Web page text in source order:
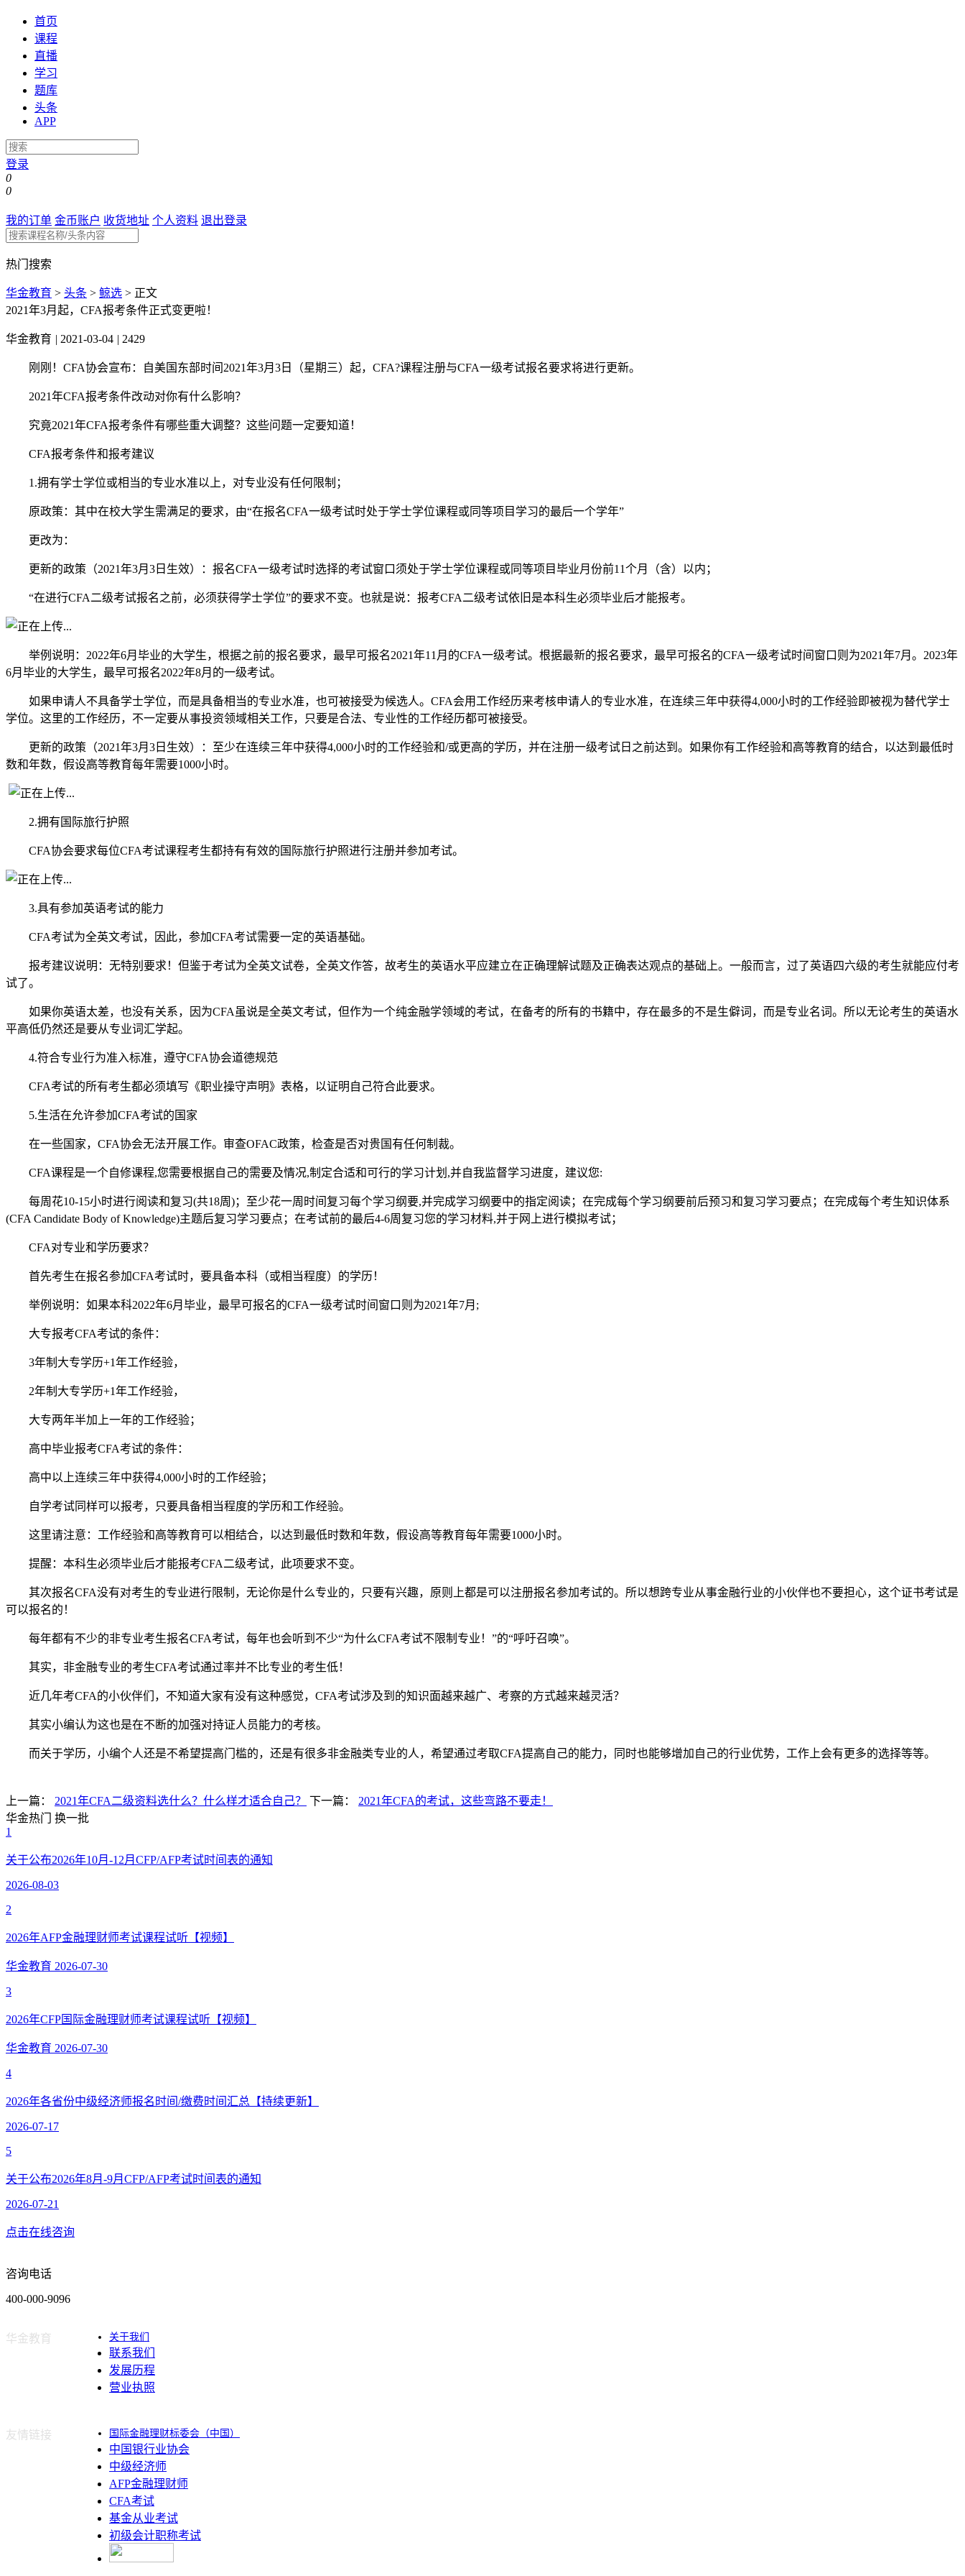
首页
课程
直播
学习
题库
头条
APP
登录
0
0
我的订单 金币账户 收货地址 个人资料 退出登录
热门搜索
华金教育 > 头条 > 鲸选 > 正文
2021年3月起，CFA报考条件正式变更啦！
华金教育 | 2021-03-04 | 2429
刚刚！CFA协会宣布：自美国东部时间2021年3月3日（星期三）起，CFA?课程注册与CFA一级考试报名要求将进行更新。
2021年CFA报考条件改动对你有什么影响？
究竟2021年CFA报考条件有哪些重大调整？这些问题一定要知道！
CFA报考条件和报考建议
1.拥有学士学位或相当的专业水准以上，对专业没有任何限制；
原政策：其中在校大学生需满足的要求，由“在报名CFA一级考试时处于学士学位课程或同等项目学习的最后一个学年”
更改为：
更新的政策（2021年3月3日生效）：报名CFA一级考试时选择的考试窗口须处于学士学位课程或同等项目毕业月份前11个月（含）以内；
“在进行CFA二级考试报名之前，必须获得学士学位”的要求不变。也就是说：报考CFA二级考试依旧是本科生必须毕业后才能报考。
举例说明：2022年6月毕业的大学生，根据之前的报名要求，最早可报名2021年11月的CFA一级考试。根据最新的报名要求，最早可报名的CFA一级考试时间窗口则为2021年7月。2023年
6月毕业的大学生，最早可报名2022年8月的一级考试。
如果申请人不具备学士学位，而是具备相当的专业水准，也可被接受为候选人。CFA会用工作经历来考核申请人的专业水准，在连续三年中获得4,000小时的工作经验即被视为替代学士
学位。这里的工作经历，不一定要从事投资领域相关工作，只要是合法、专业性的工作经历都可被接受。
更新的政策（2021年3月3日生效）：至少在连续三年中获得4,000小时的工作经验和/或更高的学历，并在注册一级考试日之前达到。如果你有工作经验和高等教育的结合，以达到最低时
数和年数，假设高等教育每年需要1000小时。
2.拥有国际旅行护照
CFA协会要求每位CFA考试课程考生都持有有效的国际旅行护照进行注册并参加考试。
3.具有参加英语考试的能力
CFA考试为全英文考试，因此，参加CFA考试需要一定的英语基础。
报考建议说明：无特别要求！但鉴于考试为全英文试卷，全英文作答，故考生的英语水平应建立在正确理解试题及正确表达观点的基础上。一般而言，过了英语四六级的考生就能应付考
试了。
如果你英语太差，也没有关系，因为CFA虽说是全英文考试，但作为一个纯金融学领域的考试，在备考的所有的书籍中，存在最多的不是生僻词，而是专业名词。所以无论考生的英语水
平高低仍然还是要从专业词汇学起。
4.符合专业行为准入标准，遵守CFA协会道德规范
CFA考试的所有考生都必须填写《职业操守声明》表格，以证明自己符合此要求。
5.生活在允许参加CFA考试的国家
在一些国家，CFA协会无法开展工作。审查OFAC政策，检查是否对贵国有任何制裁。
CFA课程是一个自修课程,您需要根据自己的需要及情况,制定合适和可行的学习计划,并自我监督学习进度，建议您:
每周花10-15小时进行阅读和复习(共18周)；至少花一周时间复习每个学习纲要,并完成学习纲要中的指定阅读；在完成每个学习纲要前后预习和复习学习要点；在完成每个考生知识体系
(CFA Candidate Body of Knowledge)主题后复习学习要点；在考试前的最后4-6周复习您的学习材料,并于网上进行模拟考试；
CFA对专业和学历要求？
首先考生在报名参加CFA考试时，要具备本科（或相当程度）的学历！
举例说明：如果本科2022年6月毕业，最早可报名的CFA一级考试时间窗口则为2021年7月;
大专报考CFA考试的条件：
3年制大专学历+1年工作经验，
2年制大专学历+1年工作经验，
大专两年半加上一年的工作经验；
高中毕业报考CFA考试的条件：
高中以上连续三年中获得4,000小时的工作经验；
自学考试同样可以报考，只要具备相当程度的学历和工作经验。
这里请注意：工作经验和高等教育可以相结合，以达到最低时数和年数，假设高等教育每年需要1000小时。
提醒：本科生必须毕业后才能报考CFA二级考试，此项要求不变。
其次报名CFA没有对考生的专业进行限制，无论你是什么专业的，只要有兴趣，原则上都是可以注册报名参加考试的。所以想跨专业从事金融行业的小伙伴也不要担心，这个证书考试是
可以报名的！
每年都有不少的非专业考生报名CFA考试，每年也会听到不少“为什么CFA考试不限制专业！”的“呼吁召唤”。
其实，非金融专业的考生CFA考试通过率并不比专业的考生低！
近几年考CFA的小伙伴们，不知道大家有没有这种感觉，CFA考试涉及到的知识面越来越广、考察的方式越来越灵活？
其实小编认为这也是在不断的加强对持证人员能力的考核。
而关于学历，小编个人还是不希望提高门槛的，还是有很多非金融类专业的人，希望通过考取CFA提高自己的能力，同时也能够增加自己的行业优势，工作上会有更多的选择等等。
上一篇： 2021年CFA二级资料选什么？什么样才适合自己？ 下一篇： 2021年CFA的考试，这些弯路不要走！
华金热门
换一批
1
关于公布2026年10月-12月CFP/AFP考试时间表的通知
2026-08-03
2
2026年AFP金融理财师考试课程试听【视频】
华金教育 2026-07-30
3
2026年CFP国际金融理财师考试课程试听【视频】
华金教育 2026-07-30
4
2026年各省份中级经济师报名时间/缴费时间汇总【持续更新】
2026-07-17
5
关于公布2026年8月-9月CFP/AFP考试时间表的通知
2026-07-21
点击在线咨询
咨询电话
400-000-9096
华金教育 关于我们
联系我们
发展历程
营业执照
友情链接 国际金融理财标委会（中国）
中国银行业协会
中级经济师
AFP金融理财师
CFA考试
基金从业考试
初级会计职称考试